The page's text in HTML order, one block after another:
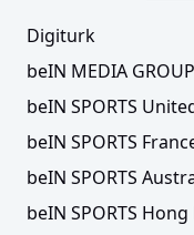
Digiturk
beIN MEDIA GROUP
beIN SPORTS
beIN SPORTS
beIN SPORTS
beIN SPORTS